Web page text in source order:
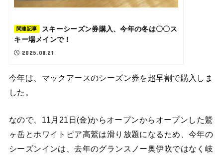
関連記事
スキーシーズン券購入、今年の冬は〇〇ス
キー場メインで！
2025.08.21
今年は、マックアースのシーズン券を超早割で購入しま
した。
なので、11月21日(金)からオープンからオープンした鷲
ヶ岳とホワイトピア高鷲は滑り放題になるため、今年の
シーズンインは、去年のグランスノー奥伊吹ではなく岐